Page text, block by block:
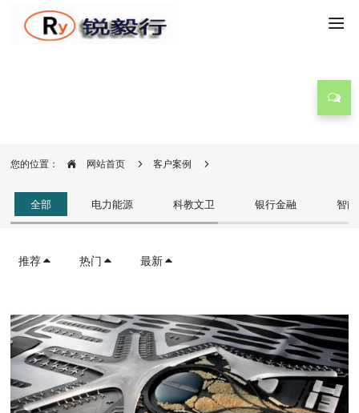
您的位置： 网站首页 客户案例
全部 电力能源 科教文卫 银行金融 智
推荐 热门 最新